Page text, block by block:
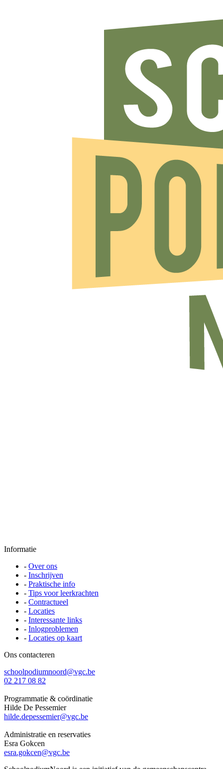
Informatie
- Over ons
- Inschrijven
- Praktische info
- Tips voor leerkrachten
- Contractueel
- Locaties
- Interessante links
- Inlogproblemen
- Locaties op kaart
Ons contacteren
schoolpodiumnoord@vgc.be
02 217 08 82
Programmatie & coördinatie
Hilde De Pessemier
hilde.depessemier@vgc.be
Administratie en reservaties
Esra Gokcen
esra.gokcen@vgc.be